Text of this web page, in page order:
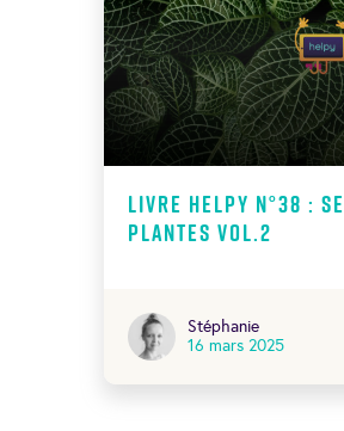
Livre Helpy N°38 :
plantes Vol.2
Stéphanie
16 mars 2025